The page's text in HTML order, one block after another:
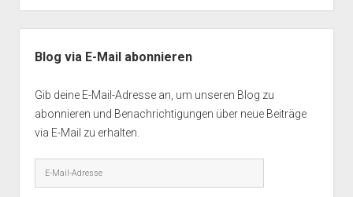
Blog via E-Mail abonnieren
Gib deine E-Mail-Adresse an, um unseren Blog zu
abonnieren und Benachrichtigungen über neue Beiträge
via E-Mail zu erhalten.
Mail-